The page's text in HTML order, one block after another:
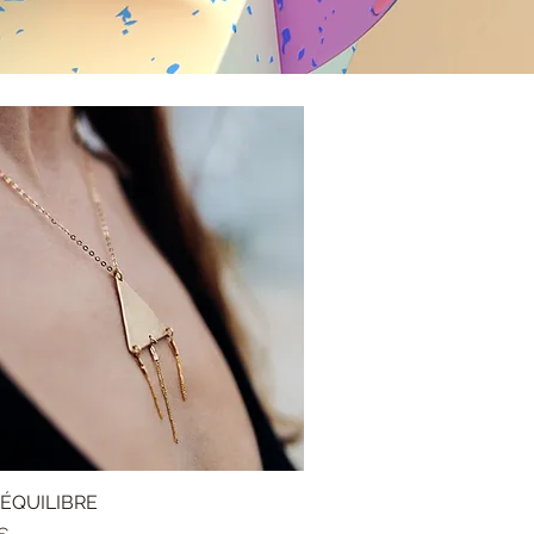
Aperçu rapide